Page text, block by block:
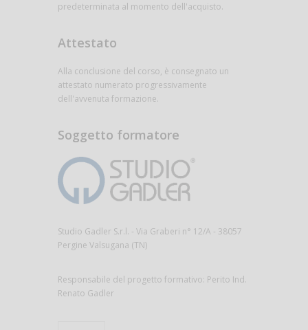
predeterminata al momento dell'acquisto.
Attestato
Alla conclusione del corso, è consegnato un
attestato numerato progressivamente
dell'avvenuta formazione.
Soggetto formatore
Studio Gadler S.r.l. - Via Graberi n° 12/A - 38057
Pergine Valsugana (TN)
Responsabile del progetto formativo: Perito Ind.
Renato Gadler